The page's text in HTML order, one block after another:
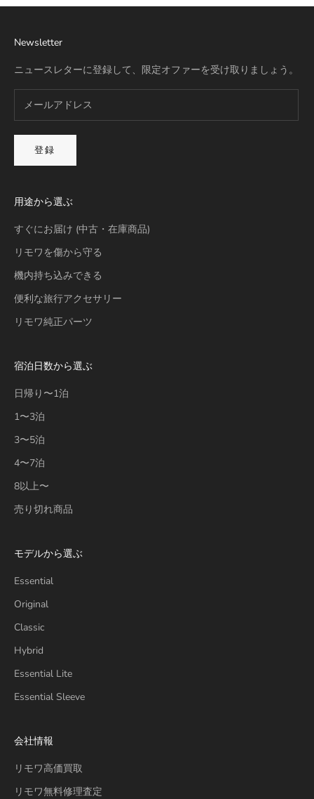
Newsletter
ニュースレターに登録して、限定オファーを受け取りましょう。
登録
用途から選ぶ
すぐにお届け (中古・在庫商品)
リモワを傷から守る
機内持ち込みできる
便利な旅行アクセサリー
リモワ純正パーツ
宿泊日数から選ぶ
日帰り〜1泊
1〜3泊
3〜5泊
4〜7泊
8以上〜
売り切れ商品
モデルから選ぶ
Essential
Original
Classic
Hybrid
Essential Lite
Essential Sleeve
会社情報
リモワ高価買取
リモワ無料修理査定